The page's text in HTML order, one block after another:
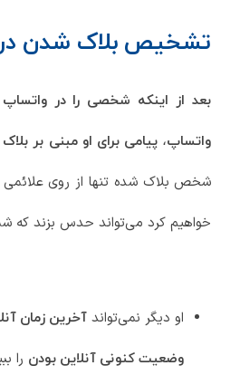
تشخیص بلاک شدن
بعد از اینکه شخصی را در
واتساپ، پیامی برای او مبنی بر
شخص بلاک شده تنها از روی علائمی
خواهیم کرد می‌تواند حدس بزند که
او دیگر نمی‌تواند آخرین زمان
وضعیت کنونی آنلاین بودنرا